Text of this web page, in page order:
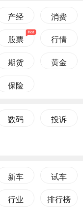
产经 消费
股票 行情
期货 黄金
保险
数码 投诉
新车 试车
行业 排行榜